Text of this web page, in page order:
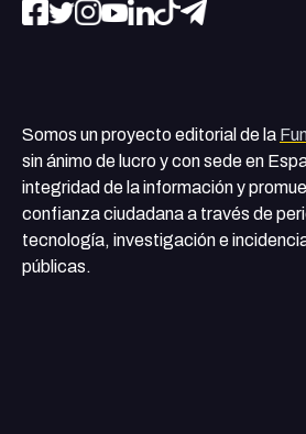
Somos un proyecto editorial de la
sin ánimo de lucro y con sede en
integridad de la información y
confianza ciudadana a través de
tecnología, investigación e
públicas.